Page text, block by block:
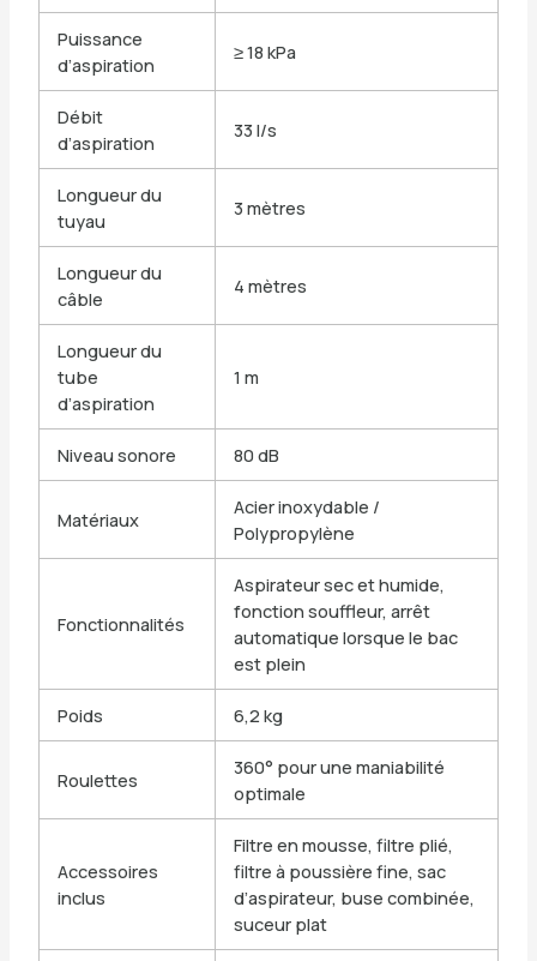
Puissance
d’aspiration
≥ 18 kPa
Débit
d’aspiration
33 l/s
Longueur du
tuyau
3 mètres
Longueur du
câble
4 mètres
Longueur du
tube
d’aspiration
1 m
Niveau sonore 80 dB
Matériaux
Acier inoxydable /
Polypropylène
Fonctionnalités
Aspirateur sec et humide,
fonction souffleur, arrêt
automatique lorsque le bac
est plein
Poids 6,2 kg
Roulettes
360° pour une maniabilité
optimale
Accessoires
inclus
Filtre en mousse, filtre plié,
filtre à poussière fine, sac
d’aspirateur, buse combinée,
suceur plat